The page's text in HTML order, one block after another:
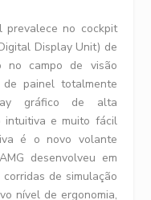
prevalece no cockpit
Display Unit) de
no campo de visão
painel totalmente
gráfico de alta
intuitiva e muito fácil
é o novo volante
desenvolveu em
de simulação
nível de ergonomia,